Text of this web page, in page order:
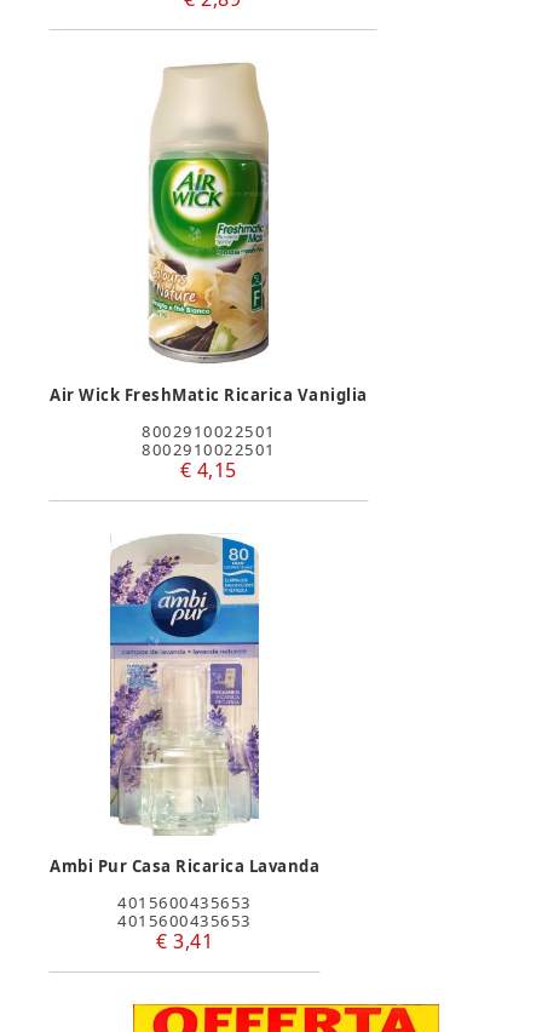
Air Wick FreshMatic Ricarica Vaniglia
8002910022501
8002910022501
€ 4,15
Ambi Pur Casa Ricarica Lavanda
4015600435653
4015600435653
€ 3,41